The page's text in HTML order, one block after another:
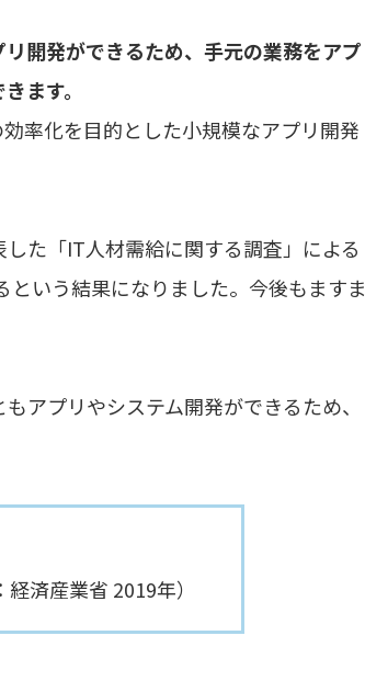
開発ができるため、手元の業務をアプ
ます。
率化を目的とした小規模なアプリ開発
た「IT人材需給に関する調査」による
いう結果になりました。今後もますま
アプリやシステム開発ができるため、
済産業省 2019年）